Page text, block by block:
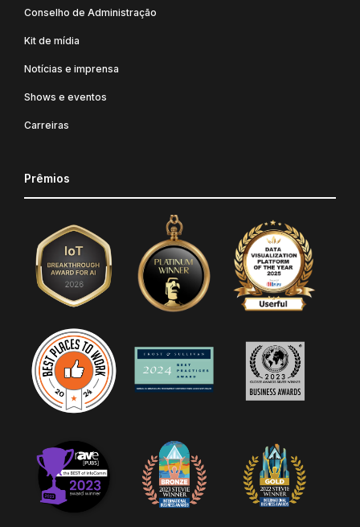
Conselho de Administração
Kit de mídia
Notícias e imprensa
Shows e eventos
Carreiras
Prêmios